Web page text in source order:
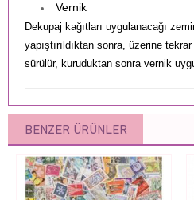
Vernik
Dekupaj kağıtları uygulanacağı
yapıştırıldıktan sonra, üzerine
sürülür, kuruduktan sonra vernik
BENZER ÜRÜNLER